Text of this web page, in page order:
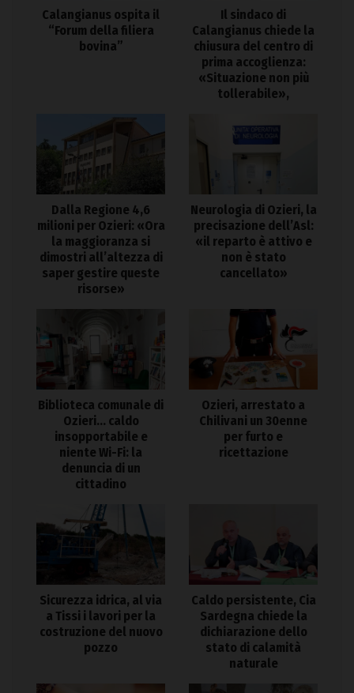
Calangianus ospita il
“Forum della filiera
bovina”
Il sindaco di
Calangianus chiede la
chiusura del centro di
prima accoglienza:
«Situazione non più
tollerabile»,
Dalla Regione 4,6
milioni per Ozieri: «Ora
la maggioranza si
dimostri all’altezza di
saper gestire queste
risorse»
Neurologia di Ozieri, la
precisazione dell’Asl:
«il reparto è attivo e
non è stato
cancellato»
Biblioteca comunale di
Ozieri… caldo
insopportabile e
niente Wi-Fi: la
denuncia di un
cittadino
Ozieri, arrestato a
Chilivani un 30enne
per furto e
ricettazione
Sicurezza idrica, al via
a Tissi i lavori per la
costruzione del nuovo
pozzo
Caldo persistente, Cia
Sardegna chiede la
dichiarazione dello
stato di calamità
naturale